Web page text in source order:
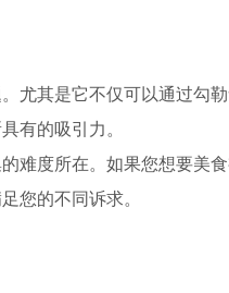
其是它不仅可以通过勾
有的吸引力。
难度所在。如果您想要美
您的不同诉求。